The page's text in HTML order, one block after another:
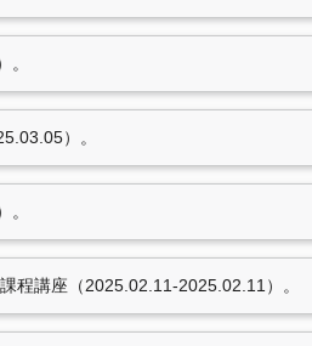
CHN, 中國。
席國際學術會議，東亞脈絡中的台灣
席國際學術會議，「帝國、邊區與流
。南投，TWN, 台灣。
席國際學術會議，「抗日」的過去式
河義士殉國九十週忌—韓國獨立運動暨
）。
程講座（2025.02.11-2025.02.11）。